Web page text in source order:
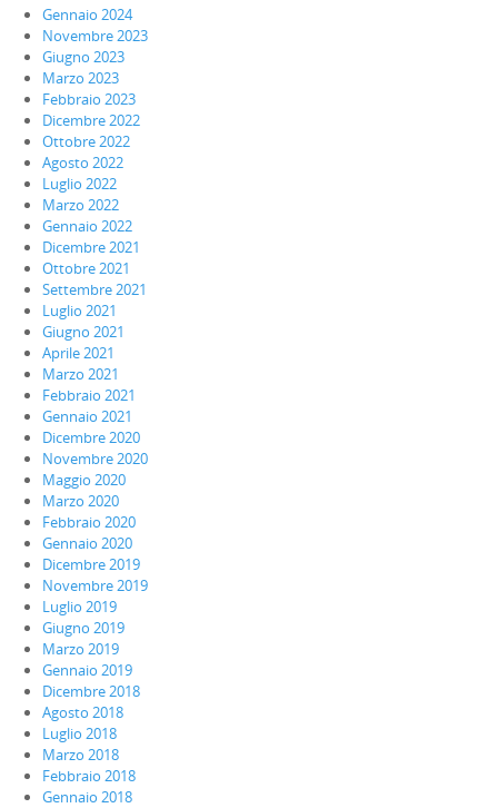
Gennaio 2024
Novembre 2023
Giugno 2023
Marzo 2023
Febbraio 2023
Dicembre 2022
Ottobre 2022
Agosto 2022
Luglio 2022
Marzo 2022
Gennaio 2022
Dicembre 2021
Ottobre 2021
Settembre 2021
Luglio 2021
Giugno 2021
Aprile 2021
Marzo 2021
Febbraio 2021
Gennaio 2021
Dicembre 2020
Novembre 2020
Maggio 2020
Marzo 2020
Febbraio 2020
Gennaio 2020
Dicembre 2019
Novembre 2019
Luglio 2019
Giugno 2019
Marzo 2019
Gennaio 2019
Dicembre 2018
Agosto 2018
Luglio 2018
Marzo 2018
Febbraio 2018
Gennaio 2018